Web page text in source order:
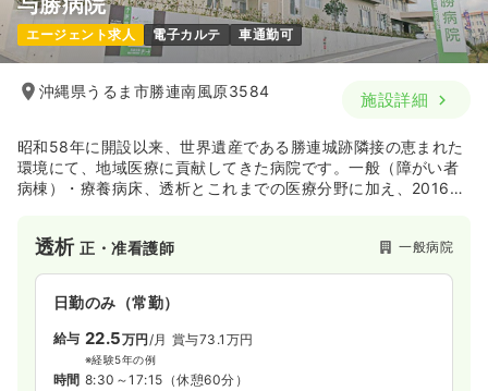
エージェント求人 電子カルテ 車通勤可
沖縄県うるま市勝連南風原3584 施設詳細
昭和58年に開設以来、世界遺産である勝連城跡隣接の恵まれた
環境にて、地域医療に貢献してきた病院です。一般（障がい者
病棟）・療養病床、透析とこれまでの医療分野に加え、2016年
にはピッタリの病院です！
透析正・准看護師 一般病院
日勤のみ（常勤）
給与 22.5万円/月 賞与73.1万円
※経験5年の例
時間 8:30～17:15 （休憩60分）